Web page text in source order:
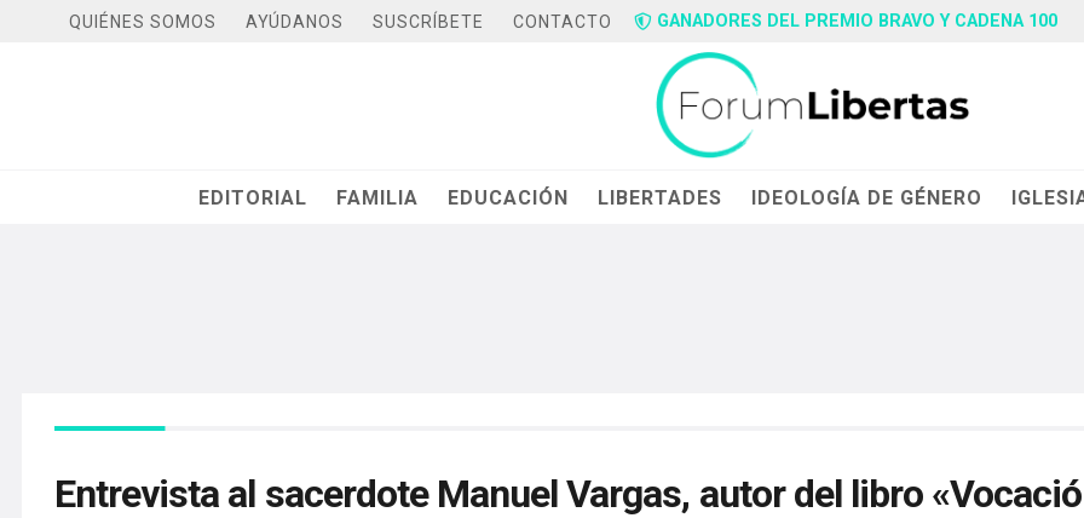
QUIÉNES SOMOS AYÚDANOS SUSCRÍBETE CONTACTO GANADORES DEL PREMIO BRAVO Y CADENA 100
EDITORIAL FAMILIA EDUCACIÓN LIBERTADES IDEOLOGÍA DE GÉNERO
Entrevista al sacerdote Manuel Vargas, autor del libro